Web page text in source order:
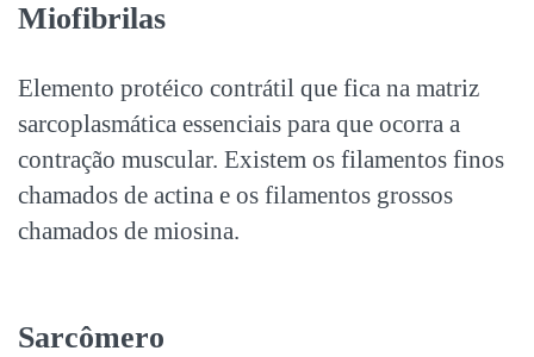
Miofibrilas
Elemento protéico contrátil que fica na matriz
sarcoplasmática essenciais para que ocorra a
contração muscular. Existem os filamentos finos
chamados de actina e os filamentos grossos
chamados de miosina.
Sarcômero